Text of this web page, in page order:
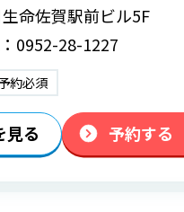
命佐賀駅前ビル5F
0952-28-1227
約必須
見る 予約する